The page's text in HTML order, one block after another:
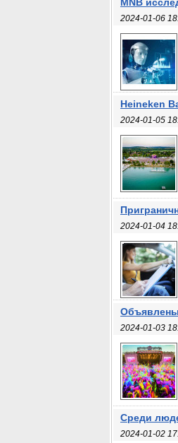
2024-01-06
Heineken
2024-01-05
2024-01-04
2024-01-03
Среди
2024-01-02